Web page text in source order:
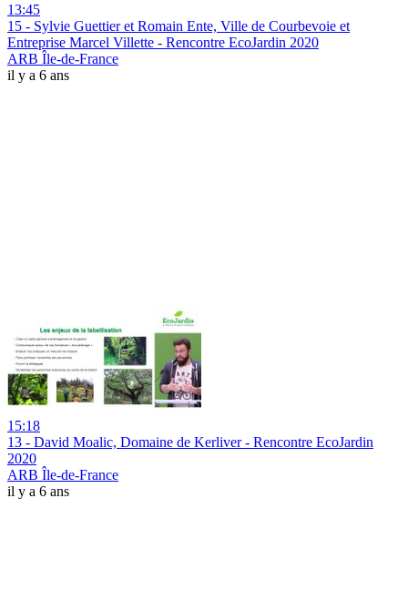
13:45
15 - Sylvie Guettier et Romain Ente, Ville de Courbevoie et
Entreprise Marcel Villette - Rencontre EcoJardin 2020
ARB Île-de-France
il y a 6 ans
15:18
13 - David Moalic, Domaine de Kerliver - Rencontre EcoJardin
2020
ARB Île-de-France
il y a 6 ans